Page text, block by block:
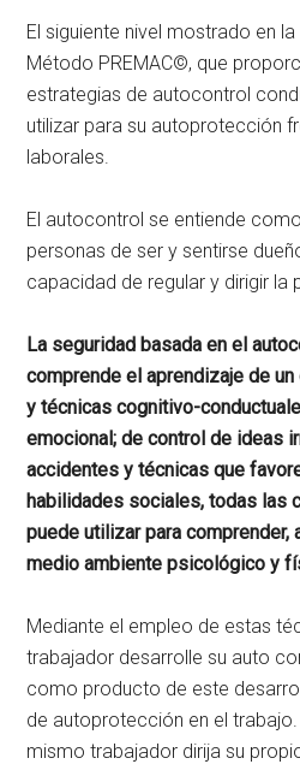
El siguiente nivel mostrado en
Método PREMAC©, que
estrategias de autocontrol
utilizar para su autoprotección
laborales.
El autocontrol se entiende
personas de ser y sentirse
capacidad de regular y dirigir la
La seguridad basada en el
comprende el aprendizaje de
y técnicas cognitivo-
emocional; de control de ideas
accidentes y técnicas que
habilidades sociales, todas las
puede utilizar para comprender,
medio ambiente psicológico y
Mediante el empleo de estas
trabajador desarrolle su auto
como producto de este
de autoprotección en el trabajo.
mismo trabajador dirija su